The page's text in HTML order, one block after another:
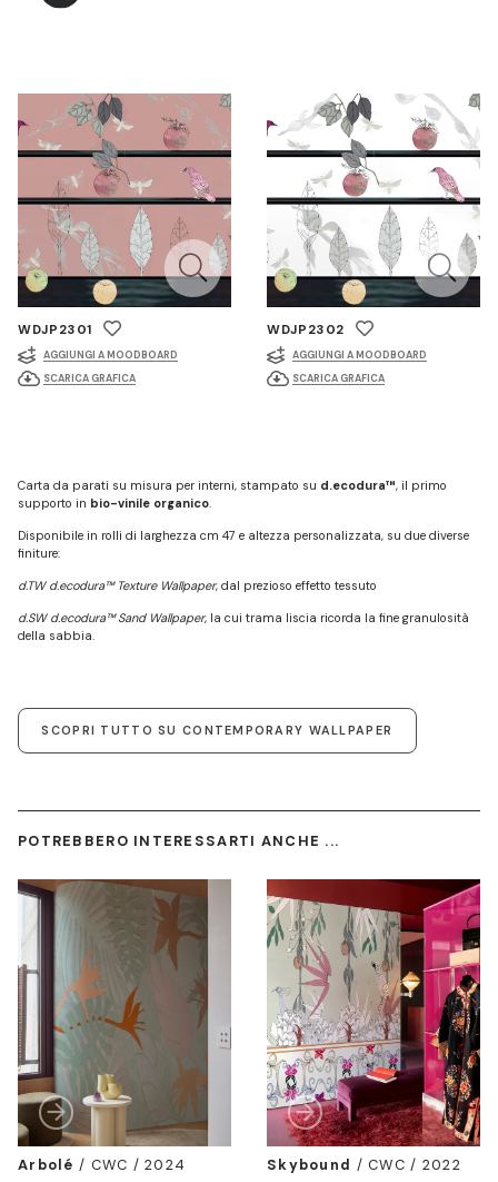
WDJP2301
AGGIUNGI A MOODBOARD
SCARICA GRAFICA
WDJP2302
AGGIUNGI A MOODBOARD
SCARICA GRAFICA
Carta da parati su misura per interni, stampato su d.ecodura™, il primo
supporto in bio-vinile organico.
Disponibile in rolli di larghezza cm 47 e altezza personalizzata, su due diverse
finiture:
d.TW d.ecodura™ Texture Wallpaper, dal prezioso effetto tessuto
d.SW d.ecodura™ Sand Wallpaper, la cui trama liscia ricorda la fine granulosità
della sabbia.
SCOPRI TUTTO SU CONTEMPORARY WALLPAPER
POTREBBERO INTERESSARTI ANCHE ...
Arbolé / CWC / 2024 Skybound /CWC / 2022